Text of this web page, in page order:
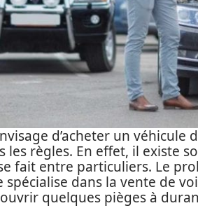
d’acheter un
les règles. En effet, il existe
fait entre particuliers. Le
spécialise dans la vente de
quelques pièges à